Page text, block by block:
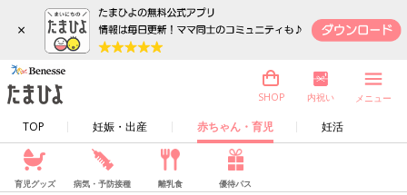
×
TOP 妊娠・出産 赤ちゃん・育児 妊活
SHOP 内祝い メニュー
育児グッズ 病気・予防接種 離乳食 優待パス